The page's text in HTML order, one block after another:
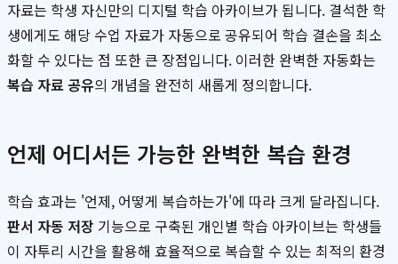
자료는 학생 자신만의 디지털 학습 아카이브가 됩니다. 결석한 학
생에게도 해당 수업 자료가 자동으로 공유되어 학습 결손을 최소
화할 수 있다는 점 또한 큰 장점입니다. 이러한 완벽한 자동화는
복습 자료 공유의 개념을 완전히 새롭게 정의합니다.
언제 어디서든 가능한 완벽한 복습 환경
학습 효과는 '언제, 어떻게 복습하는가'에 따라 크게 달라집니다.
판서 자동 저장 기능으로 구축된 개인별 학습 아카이브는 학생들
이 자투리 시간을 활용해 효율적으로 복습할 수 있는 최적의 환경